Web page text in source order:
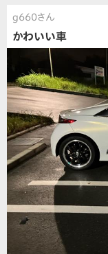
g660さん
かわいい車